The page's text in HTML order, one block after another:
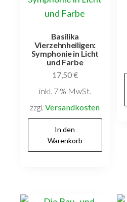
Basilika
Vierzehnheiligen:
Symphonie in Licht
und Farbe
17,50€
inkl. 7 % MwSt.
zzgl.Versandkosten
In den
Warenkorb